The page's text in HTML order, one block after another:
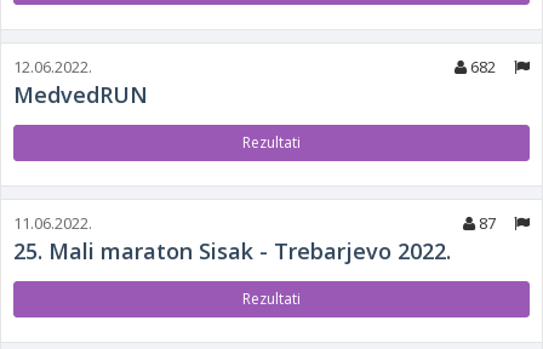
12.06.2022. 682
MedvedRUN
Rezultati
11.06.2022. 87
25. Mali maraton Sisak - Trebarjevo 2022.
Rezultati